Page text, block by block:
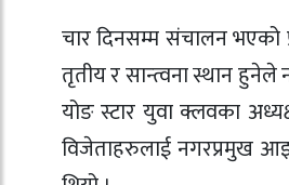
चार दिनसम्म संचालन भएको
तृतीय र सान्त्वना स्थान हुनेले
योङ स्टार युवा क्लवका
विजेताहरुलाई नगरप्रमुख